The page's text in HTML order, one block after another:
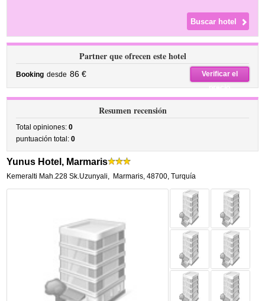
Partner que ofrecen este hotel
Booking desde 86 €
Verificar el
precio
Resumen recensión
Total opiniones:0
puntuación total:0
Yunus Hotel, Marmaris
Kemeralti Mah.228 Sk.Uzunyali, Marmaris,48700, Turquía